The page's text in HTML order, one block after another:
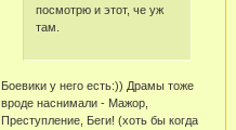
посмотрю и этот, че уж
там.
Боевики у него есть:)) Драмы тоже
вроде наснимали - Мажор,
Преступление, Беги! (хоть бы когда